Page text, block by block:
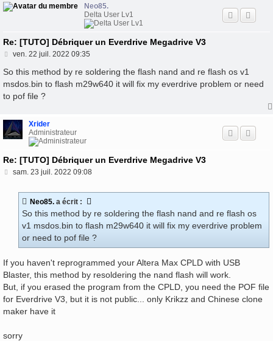
Neo85.
Delta User Lv1
Re: [TUTO] Débriquer un Everdrive Megadrive V3
M
s
a
g
ven. 22 juil. 2022 09:35
So this method by re soldering the flash nand and re flash os v1
msdos.bin to flash m29w640 it will fix my everdrive problem or need
to pof file ?
Xrider
Administrateur
Re: [TUTO] Débriquer un Everdrive Megadrive V3
M
sam. 23 juil. 2022 09:08
Neo85. a écrit :
So this method by re soldering the flash nand and re flash os
v1 msdos.bin to flash m29w640 it will fix my everdrive problem
or need to pof file ?
If you haven't reprogrammed your Altera Max CPLD with USB
Blaster, this method by resoldering the nand flash will work.
But, if you erased the program from the CPLD, you need the POF file
for Everdrive V3, but it is not public... only Krikzz and Chinese clone
maker have it
sorry